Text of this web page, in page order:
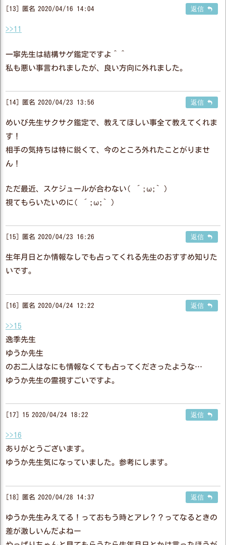
13 匿名 2020/04/16 14:04 返信
>>11
一寧先生は結構サゲ鑑定ですよ＾＾
私も悪い事言われましたが、良い方向に外れました。
14 匿名 2020/04/23 13:56 返信
めいび先生サクサク鑑定で、教えてほしい事全て教えてくれま
す！
相手の気持ちは特に鋭くて、今のところ外れたことがりませ
ん！
ただ最近、スケジュールが合わない( ´;ω;` )
視てもらいたいのに( ´;ω;` )
15 匿名 2020/04/23 16:26 返信
生年月日とか情報なしでも占ってくれる先生のおすすめ知りた
いです。
16 匿名 2020/04/24 12:22 返信
>>15
逸季先生
ゆうか先生
のお二人はなにも情報なくても占ってくださったような…
ゆうか先生の霊視すごいですよ。
17 15 2020/04/24 18:22 返信
>>16
ありがとうございます。
ゆうか先生気になっていました。参考にします。
18 匿名 2020/04/28 14:37 返信
ゆうか先生みえてる！っておもう時とアレ？？ってなるときの
差が激しいんだよねー